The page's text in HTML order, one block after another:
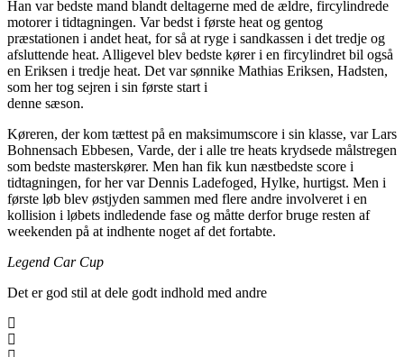
Han var bedste mand blandt deltagerne med de ældre, fircylindrede
motorer i tidtagningen. Var bedst i første heat og gentog
præstationen i andet heat, for så at ryge i sandkassen i det tredje og
afsluttende heat. Alligevel blev bedste kører i en fircylindret bil også
en Eriksen i tredje heat. Det var sønnike Mathias Eriksen, Hadsten,
som her tog sejren i sin første start i
denne sæson.
Køreren, der kom tættest på en maksimumscore i sin klasse, var Lars
Bohnensach Ebbesen, Varde, der i alle tre heats krydsede målstregen
som bedste masterskører. Men han fik kun næstbedste score i
tidtagningen, for her var Dennis Ladefoged, Hylke, hurtigst. Men i
første løb blev østjyden sammen med flere andre involveret i en
kollision i løbets indledende fase og måtte derfor bruge resten af
weekenden på at indhente noget af det fortabte.
Legend Car Cup
Det er god stil at dele godt indhold med andre